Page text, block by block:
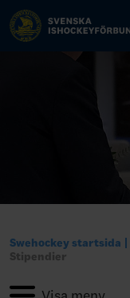
Swehockey startsida
Stipendier